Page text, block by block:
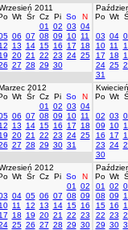
2011
Wt Śr Cz Pi So
N
01
02 03 04
06 07 08 09 10 11
12
13 14 15 16 17
18
19 20 21 22 23 24 25
27 28 29 30
Po Wt
03 04
10 11
17
18
24 25
31
2012
Wt Śr Cz Pi So
N
01
02 03 04
06 07 08 09 10 11
12
13 14 15 16 17
18
19 20 21 22 23 24 25
27 28 29 30 31
Po Wt
02 03
09
10
16
17
23 24
30
2012
Wt Śr Cz Pi So
N
01
02
04 05 06 07 08 09
10 11 12 13 14 15 16
17
18 19 20 21 22 23
25 26 27 28 29 30
Po Wt
01
02
08 09
15 16
22 23
29 30